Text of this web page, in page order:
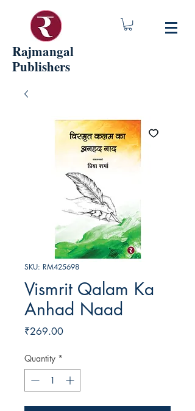
Rajmangal
Publishers
SKU: RM425698
Vismrit Qalam Ka
Anhad Naad
₹269.00Price
Quantity *